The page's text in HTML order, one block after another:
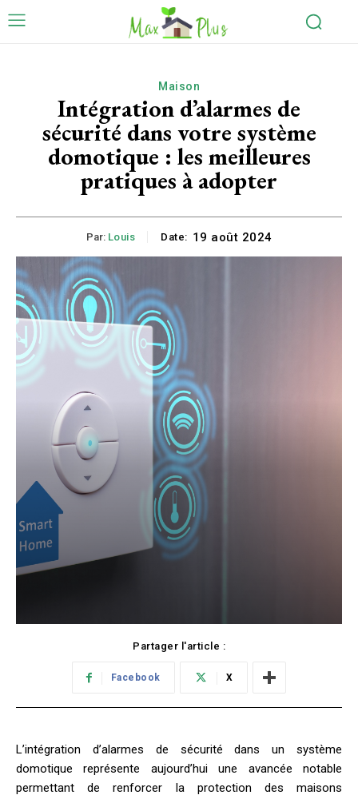
Maison
Intégration d’alarmes de
sécurité dans votre système
domotique : les meilleures
pratiques à adopter
Par: Louis Date: 19 août 2024
Partager l'article :
Facebook X
L’intégration d’alarmes de sécurité dans un système
domotique représente aujourd’hui une avancée notable
permettant de renforcer la protection des maisons